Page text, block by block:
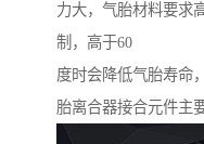
力大，气胎材料要求
制，高于60
度时会降低气胎寿命
胎离合器接合元件主